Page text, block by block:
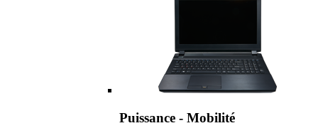
Puissance - Mobilité